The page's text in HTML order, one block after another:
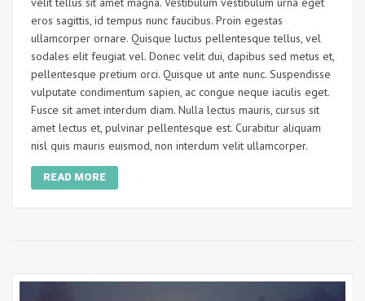
eros sagittis, id tempus nunc faucibus. Proin egestas
ullamcorper ornare. Quisque luctus pellentesque tellus, vel
sodales elit feugiat vel. Donec velit dui, dapibus sed metus et,
pellentesque pretium orci. Quisque ut ante nunc. Suspendisse
vulputate condimentum sapien, ac congue neque iaculis eget.
Fusce sit amet interdum diam. Nulla lectus mauris, cursus sit
amet lectus et, pulvinar pellentesque est. Curabitur aliquam
nisl quis mauris euismod, non interdum velit ullamcorper.
READ MORE